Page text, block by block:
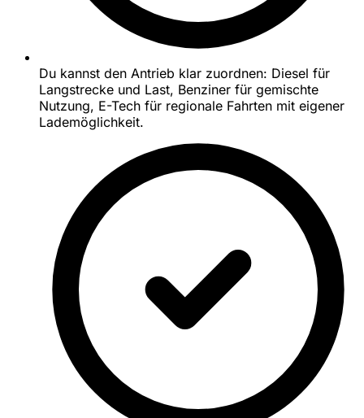
Du kannst den Antrieb klar zuordnen: Diesel für
Langstrecke und Last, Benziner für gemischte
Nutzung, E-Tech für regionale Fahrten mit eigener
Lademöglichkeit.